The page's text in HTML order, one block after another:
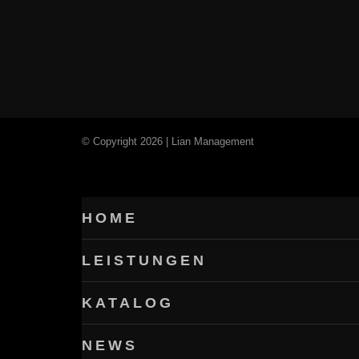
© Copyright 2026 | Lian Management
HOME
LEISTUNGEN
KATALOG
NEWS